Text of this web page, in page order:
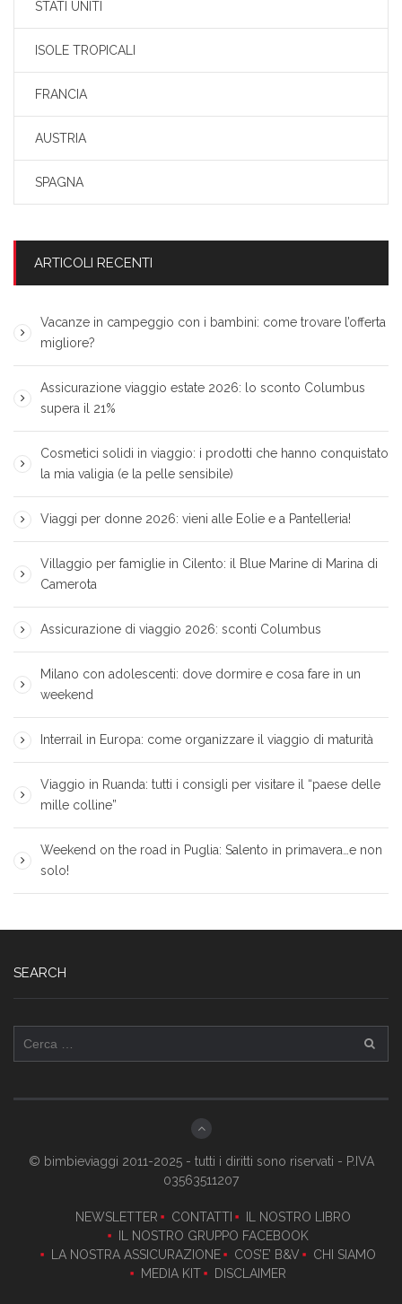
STATI UNITI
ISOLE TROPICALI
FRANCIA
AUSTRIA
SPAGNA
ARTICOLI RECENTI
Vacanze in campeggio con i bambini: come trovare l’offerta
migliore?
Assicurazione viaggio estate 2026: lo sconto Columbus
supera il 21%
Cosmetici solidi in viaggio: i prodotti che hanno conquistato
la mia valigia (e la pelle sensibile)
Viaggi per donne 2026: vieni alle Eolie e a Pantelleria!
Villaggio per famiglie in Cilento: il Blue Marine di Marina di
Camerota
Assicurazione di viaggio 2026: sconti Columbus
Milano con adolescenti: dove dormire e cosa fare in un
weekend
Interrail in Europa: come organizzare il viaggio di maturità
Viaggio in Ruanda: tutti i consigli per visitare il “paese delle
mille colline”
Weekend on the road in Puglia: Salento in primavera…e non
solo!
SEARCH
per:
© bimbieviaggi 2011-2025 - tutti i diritti sono riservati - P.IVA
03563511207
NEWSLETTER CONTATTI
IL NOSTRO LIBRO
IL NOSTRO GRUPPO FACEBOOK
LA NOSTRA ASSICURAZIONE
COS’E’ B&V
CHI SIAMO
MEDIA KIT
DISCLAIMER